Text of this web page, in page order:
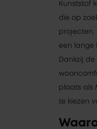
Kunststof
die op
projecten.
een lange
Dankzij
plaats als
te kiezen